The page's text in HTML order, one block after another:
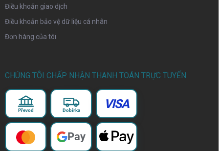
Điều khoản giao dịch
Điều khoản bảo vệ dữ liệu cá nhân
Đơn hàng của tôi
CHÚNG TÔI CHẤP NHẬN THANH TOÁN TRỰC TUYẾN
Převod Dobírka VISA
Pay